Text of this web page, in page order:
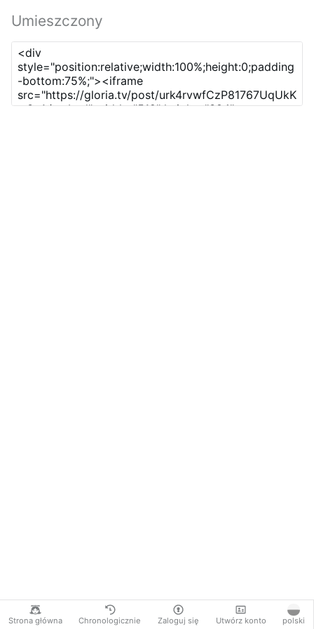
Strona główna Chronologicznie Zaloguj się Utwórz konto polski
Umieszczony